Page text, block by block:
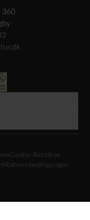
360
Cookie-Richtlinie
Rahmenbedingungen